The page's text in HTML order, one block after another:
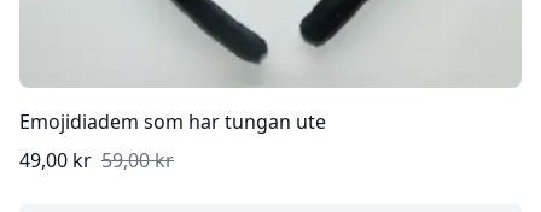
Emojidiadem som har tungan ute
49,00 kr 59,00 kr